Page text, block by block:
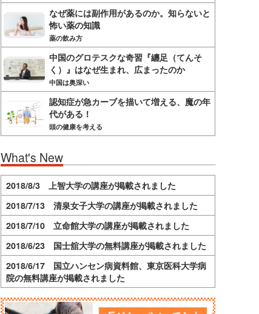
なぜ薬には副作用があるのか。知らないと
怖い薬の知識
薬の飲み方
中国のグロテスクな奇習『纏足（てんそ
く）』はなぜ生まれ、広まったのか
中国は奥深い
認知症が急カーブを描いて増える、魔の年
代がある！
頭の健康を考える
What's New
2018/8/3 上智大学の講座が掲載されました
2018/7/13 清泉女子大学の講座が掲載されました
2018/7/10 立命館大学の講座が掲載されました
2018/6/23 国士舘大学の無料講座が掲載されました
2018/6/17 国立ハンセン病資料館、東京医科大学病
院の無料講座が掲載されました